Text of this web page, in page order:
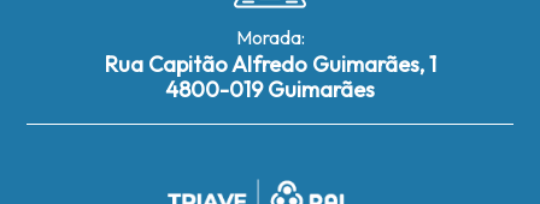
Morada:
Rua Capitão Alfredo Guimarães, 1
4800-019 Guimarães